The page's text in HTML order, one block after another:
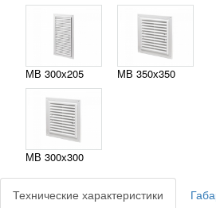
МВ 300х205
МВ 300х300
МВ 350х350
Технические характеристики